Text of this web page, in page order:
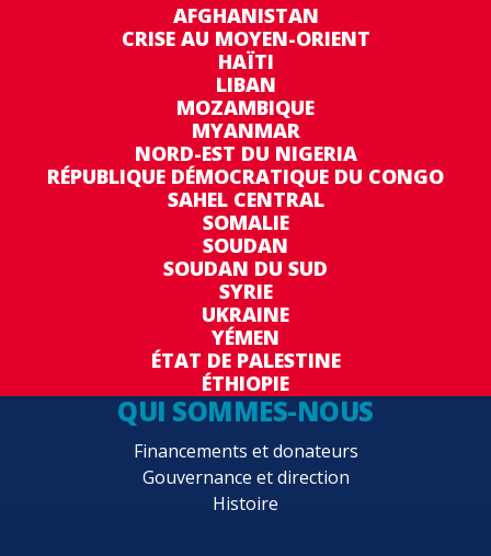
AFGHANISTAN
CRISE AU MOYEN-ORIENT
HAÏTI
LIBAN
MOZAMBIQUE
MYANMAR
NORD-EST DU NIGERIA
RÉPUBLIQUE DÉMOCRATIQUE DU CONGO
SAHEL CENTRAL
SOMALIE
SOUDAN
SOUDAN DU SUD
SYRIE
UKRAINE
YÉMEN
ÉTAT DE PALESTINE
ÉTHIOPIE
QUI SOMMES-NOUS
Financements et donateurs
Gouvernance et direction
Histoire